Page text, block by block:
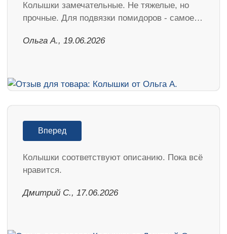
Колышки замечательные. Не тяжелые, но
прочные. Для подвязки помидоров - самое…
Ольга А., 19.06.2026
Вперед
Колышки соответствуют описанию. Пока всё
нравится.
Дмитрий С., 17.06.2026